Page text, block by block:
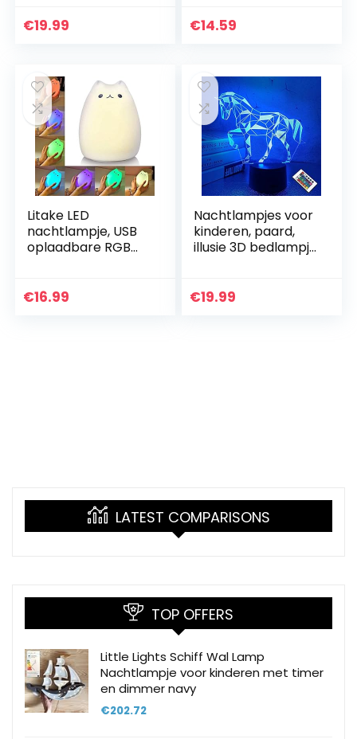
veranderende
€19.99
veranderende
€14.59
Litake LED
nachtlampje, USB
oplaadbare RGB
kitty kat kartonnen
€16.99
Nachtlampjes voor
kinderen, paard,
illusie 3D bedlampje
afstandsbediening
€19.99
LATEST COMPARISONS
TOP OFFERS
Little Lights Schiff Wal Lamp
Nachtlampje voor kinderen met timer
en dimmer navy
€202.72